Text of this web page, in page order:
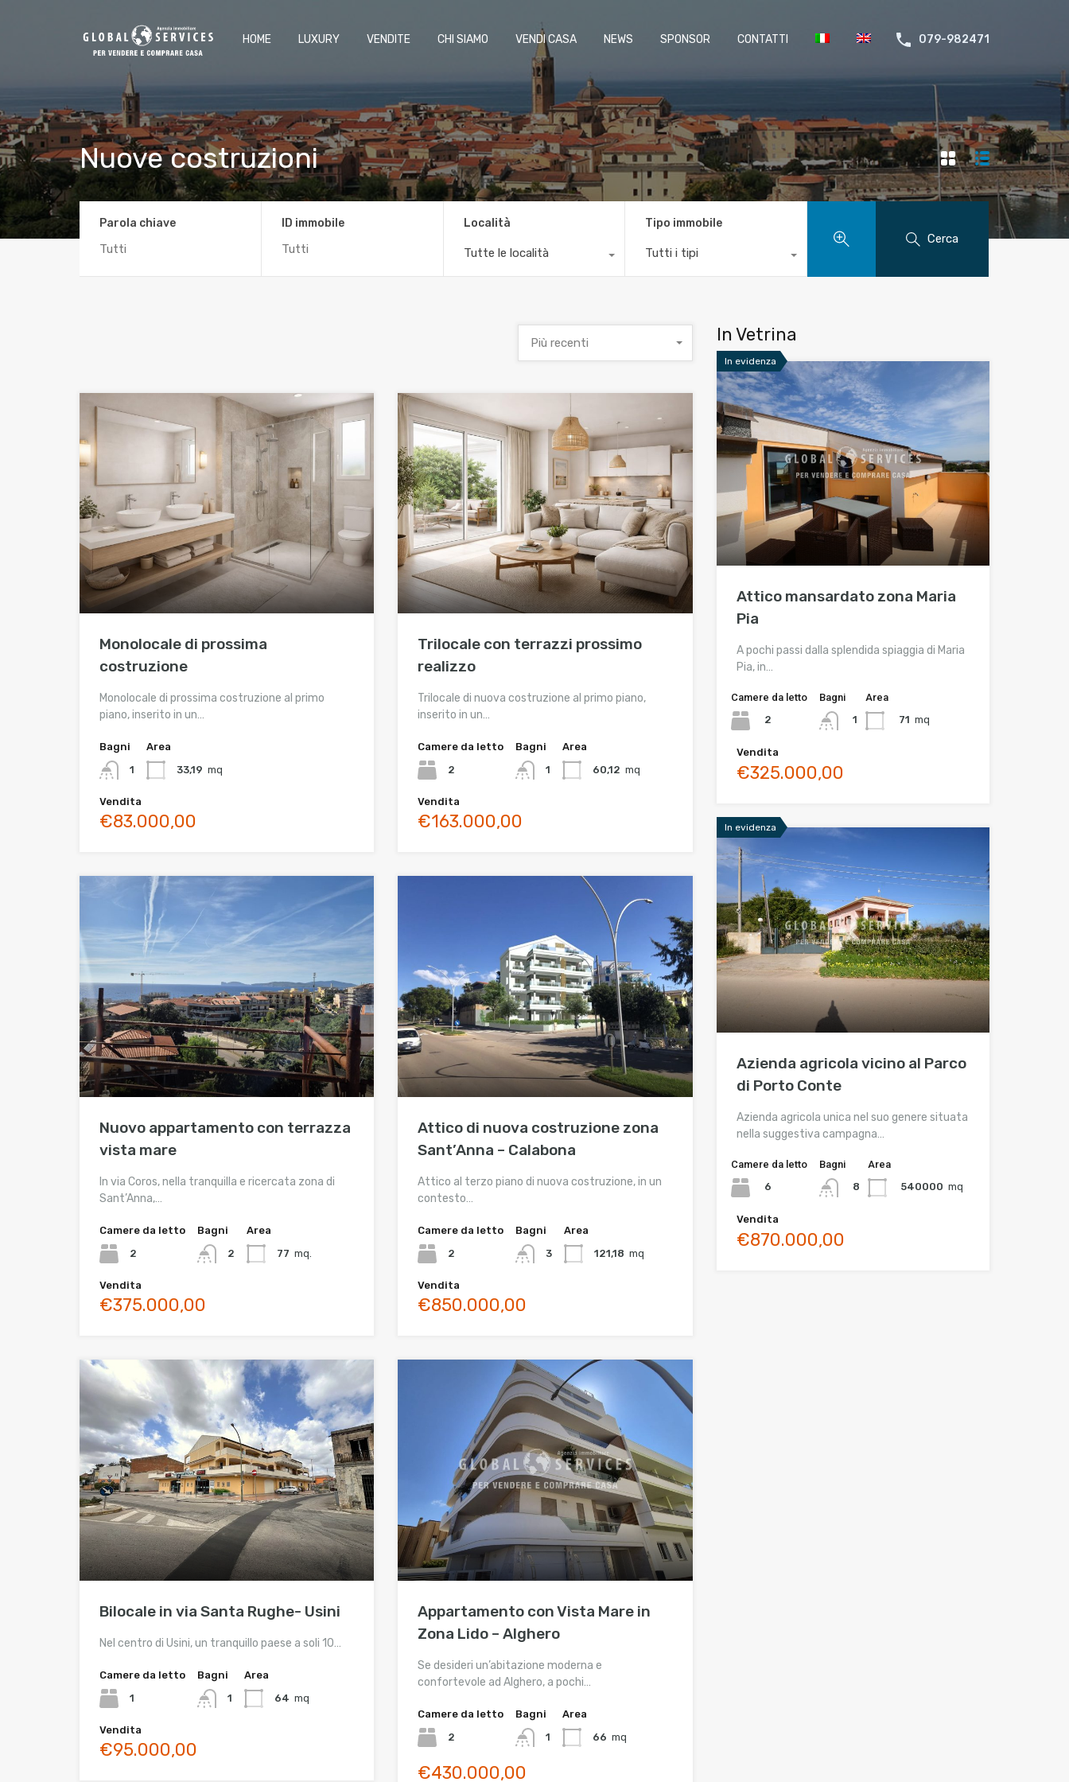
HOME LUXURY VENDITE CHI SIAMO VENDI CASA NEWS SPONSOR CONTATTI 079-982471
Nuove costruzioni
Parola chiave ID immobile Località
Tutte le località
Tipo immobile
Tutti i tipi
Cerca
Più recenti
Monolocale di prossima
costruzione
Monolocale di prossima costruzione al primo
piano, inserito in un…
Bagni
1
Area
33,19 mq
Vendita
€83.000,00
Trilocale con terrazzi prossimo
realizzo
Trilocale di nuova costruzione al primo piano,
inserito in un…
Camere da letto
2
Bagni
1
Area
60,12 mq
Vendita
€163.000,00
Nuovo appartamento con terrazza
vista mare
In via Coros, nella tranquilla e ricercata zona di
Sant’Anna,…
Camere da letto
2
Bagni
2
Area
77 mq.
Vendita
€375.000,00
Attico di nuova costruzione zona
Sant’Anna – Calabona
Attico al terzo piano di nuova costruzione, in un
contesto…
Camere da letto
2
Bagni
3
Area
121,18 mq
Vendita
€850.000,00
Bilocale in via Santa Rughe- Usini
Nel centro di Usini, un tranquillo paese a soli 10…
Camere da letto
1
Bagni
1
Area
64 mq
Vendita
€95.000,00
Appartamento con Vista Mare in
Zona Lido – Alghero
Se desideri un’abitazione moderna e
confortevole ad Alghero, a pochi…
Camere da letto
2
Bagni
1
Area
66 mq
€430.000,00
In Vetrina
In evidenza
Attico mansardato zona Maria
Pia
A pochi passi dalla splendida spiaggia di Maria
Pia, in…
Camere da letto
2
Bagni
1
Area
71 mq
Vendita
€325.000,00
In evidenza
Azienda agricola vicino al Parco
di Porto Conte
Azienda agricola unica nel suo genere situata
nella suggestiva campagna…
Camere da letto
6
Bagni
8
Area
540000 mq
Vendita
€870.000,00